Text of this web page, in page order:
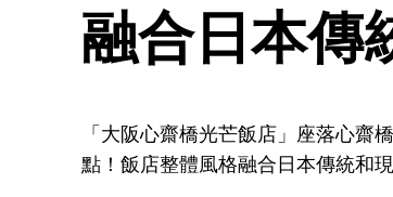
融合日本傳
「大阪心齋橋光芒飯店」座落心
點！飯店整體風格融合日本傳統和